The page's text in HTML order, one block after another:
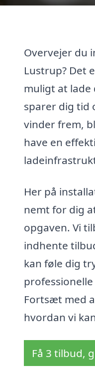
Overvejer du
Lustrup? Det
muligt at lade
sparer dig tid
vinder frem,
have en
Her på
nemt for dig
opgaven. Vi
indhente
kan føle dig
Fortsæt med
hvordan vi
Få 3 tilbud,